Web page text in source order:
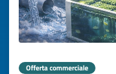
Offerta commerciale